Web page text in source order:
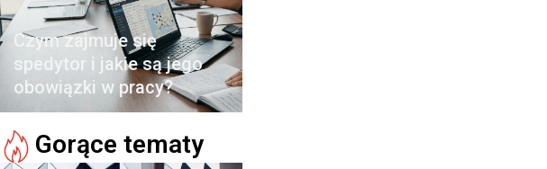
Czym zajmuje się
spedytor i jakie są jego
obowiązki w pracy?
Gorące tematy